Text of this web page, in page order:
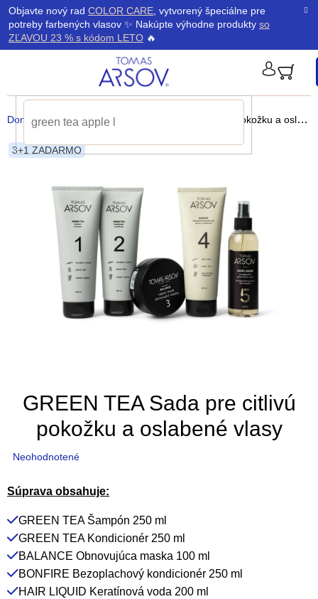
Prejsť
na
obsah
Objavte nový rad COLOR CARE, vytvorený špeciálne pre
potreby farbených vlasov ✨ Nakúpte výhodne produkty so
ZĽAVOU 23 % s kódom LETO 🔥
Domov / Darčeky / GREEN TEA Sada pre citlivú pokožku a oslabené vlasy
3+1 ZADARMO
GREEN TEA Sada pre citlivú
pokožku a oslabené vlasy
Priemerné
produktu
0,0
z
5
hviezdičiek.
Neohodnotené
Súprava obsahuje:
GREEN TEA Šampón 250 ml
GREEN TEA Kondicionér 250 ml
BALANCE Obnovujúca maska 100 ml
BONFIRE Bezoplachový kondicionér 250 ml
HAIR LIQUID Keratínová voda 200 ml
K
o
k
Späť
Späť